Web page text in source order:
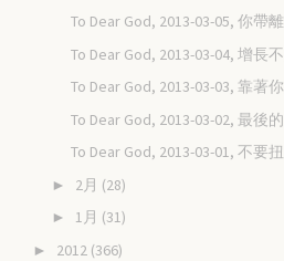
To Dear God, 2013-03-05, 你帶
To Dear God, 2013-03-04, 增長
To Dear God, 2013-03-03, 靠著
To Dear God, 2013-03-02, 最後
To Dear God, 2013-03-01, 不要
► 2月 (28)
► 1月 (31)
► 2012 (366)